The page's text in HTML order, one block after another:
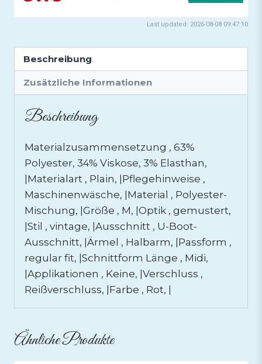
Last updated: 2026-08-08 09:47:10
Beschreibung
Zusätzliche Informationen
Beschreibung
Materialzusammensetzung , 63%
Polyester, 34% Viskose, 3% Elasthan,
|Materialart , Plain, |Pflegehinweise ,
Maschinenwäsche, |Material , Polyester-
Mischung, |Größe , M, |Optik , gemustert,
|Stil , vintage, |Ausschnitt , U-Boot-
Ausschnitt, |Ärmel , Halbarm, |Passform ,
regular fit, |Schnittform Länge , Midi,
|Applikationen , Keine, |Verschluss ,
Reißverschluss, |Farbe , Rot, |
Ähnliche Produkte